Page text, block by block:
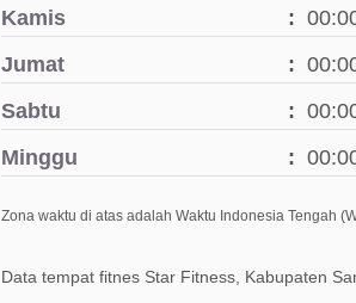
Kamis
Jumat
Sabtu
Minggu
Zona waktu di atas adalah Waktu Indonesia Tengah
Data tempat fitnes Star Fitness, Kabupaten